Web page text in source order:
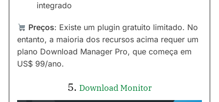
integrado
Preços: Existe um plugin gratuito limitado. No
entanto, a maioria dos recursos acima requer um
plano Download Manager Pro, que começa em
US$ 99/ano.
5. Download Monitor